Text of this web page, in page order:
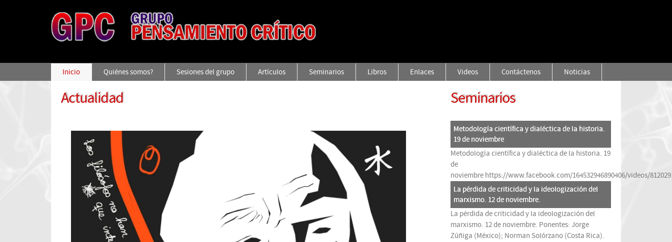
Inicio Quiénes somos? Sesiones del grupo Artículos Seminarios Libros Enlaces Videos Contáctenos Noticias
Actualidad Seminarios
Metodología científica y dialéctica de la historia.
19 de noviembre
Metodología científica y dialéctica de la historia. 19
de
noviembre https://www.facebook.com/164532946890406/videos/
La pérdida de criticidad y la ideologización del
marxismo. 12 de noviembre.
La pérdida de criticidad y la ideologización del
marxismo. 12 de noviembre. Ponentes: Jorge
Zúñiga (México); Norman Solórzano (Costa Rica).